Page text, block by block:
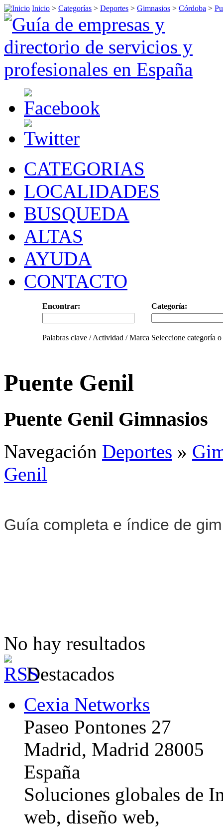
Inicio > Categorías > Deportes > Gimnasios > Córdoba >
CATEGORIAS
LOCALIDADES
BUSQUEDA
ALTAS
AYUDA
CONTACTO
Encontrar: Categoría:
Palabras clave / Actividad / Marca Seleccione categoría
Puente Genil
Puente Genil Gimnasios
Navegación Deportes »
Genil
Guía completa e índice de
No hay resultados
Destacados
Cexia Networks
Paseo Pontones 27
Madrid, Madrid 28005
España
Soluciones globales de
web, diseño web,